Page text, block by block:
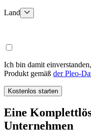
Land
Ich bin damit
Produkt gemäß der Pleo-
Kostenlos starten
Eine
Unternehmen